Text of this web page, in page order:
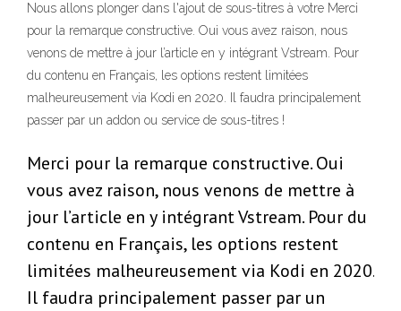
Nous allons plonger dans l'ajout de sous-titres à votre Merci
pour la remarque constructive. Oui vous avez raison, nous
venons de mettre à jour l’article en y intégrant Vstream. Pour
du contenu en Français, les options restent limitées
malheureusement via Kodi en 2020. Il faudra principalement
passer par un addon ou service de sous-titres !
Merci pour la remarque constructive. Oui
vous avez raison, nous venons de mettre à
jour l’article en y intégrant Vstream. Pour du
contenu en Français, les options restent
limitées malheureusement via Kodi en 2020.
Il faudra principalement passer par un